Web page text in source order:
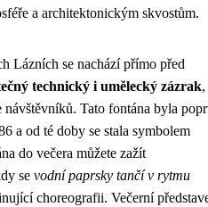
a architektonickým skvostům.
Lázních se nachází přímo před
technický i umělecký zázrak,
Tato fontána byla
a od té doby se stala symbolem
do večera můžete zažít
se vodní paprsky tančí v rytmu
choreografii. Večerní